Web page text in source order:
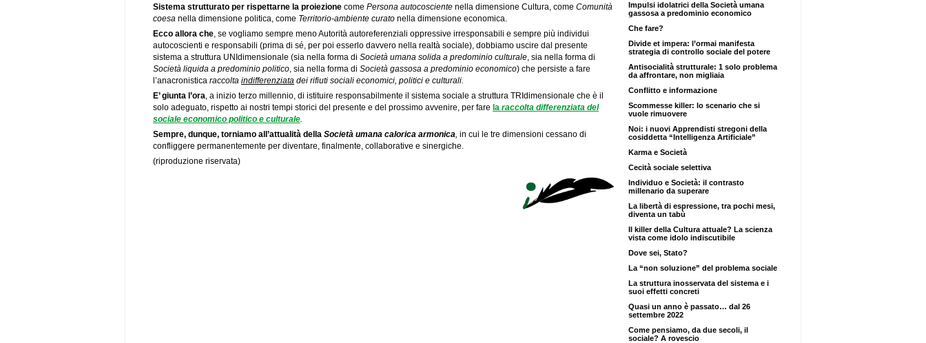
Sistema strutturato per rispettarne la proiezione come Persona autocosciente nella dimensione Cultura, come Comunità
coesa nella dimensione politica, come Territorio-ambiente curato nella dimensione economica.
Ecco allora che, se vogliamo sempre meno Autorità autoreferenziali oppressive irresponsabili e sempre più individui
autocoscienti e responsabili (prima di sé, per poi esserlo davvero nella realtà sociale), dobbiamo uscire dal presente
sistema a struttura UNIdimensionale (sia nella forma di Società umana solida a predominio culturale, sia nella forma di
Società liquida a predominio politico, sia nella forma di Società gassosa a predominio economico) che persiste a fare
l’anacronistica raccolta indifferenziata dei rifiuti sociali economici, politici e culturali.
E’ giunta l’ora, a inizio terzo millennio, di istituire responsabilmente il sistema sociale a struttura TRIdimensionale che è il
solo adeguato, rispetto ai nostri tempi storici del presente e del prossimo avvenire, per fare la raccolta differenziata del
sociale economico politico e culturale.
Sempre, dunque, torniamo all’attualità della Società umana calorica armonica, in cui le tre dimensioni cessano di
confliggere permanentemente per diventare, finalmente, collaborative e sinergiche.
(riproduzione riservata)
Impulsi idolatrici della Società umana
gassosa a predominio economico
Che fare?
Divide et impera: l’ormai manifesta
strategia di controllo sociale del potere
Antisocialità strutturale: 1 solo problema
da affrontare, non migliaia
Conflitto e informazione
Scommesse killer: lo scenario che si
vuole rimuovere
Noi: i nuovi Apprendisti stregoni della
cosiddetta “Intelligenza Artificiale”
Karma e Società
Cecità sociale selettiva
Individuo e Società: il contrasto
millenario da superare
La libertà di espressione, tra pochi mesi,
diventa un tabù
Il killer della Cultura attuale? La scienza
vista come idolo indiscutibile
Dove sei, Stato?
La “non soluzione” del problema sociale
La struttura inosservata del sistema e i
suoi effetti concreti
Quasi un anno è passato… dal 26
settembre 2022
Come pensiamo, da due secoli, il
sociale? A rovescio